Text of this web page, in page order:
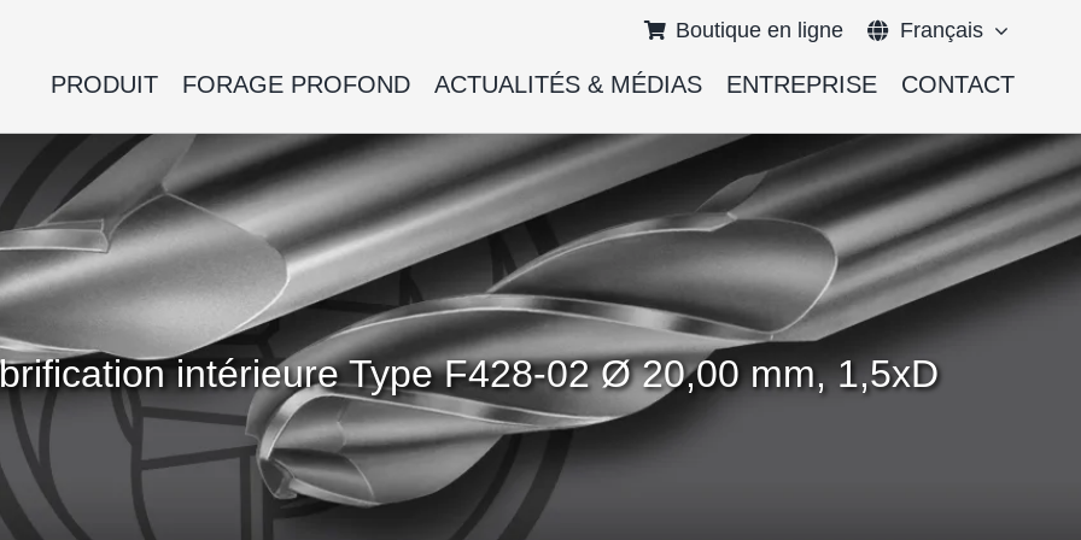
Boutique en ligne Français
English
Deutsch
PRODUIT FORAGE PROFOND ACTUALITÉS & MÉDIAS ENTREPRISE CONTACT
intérieure Type F428-02 Ø 20,00 mm, 1,5xD